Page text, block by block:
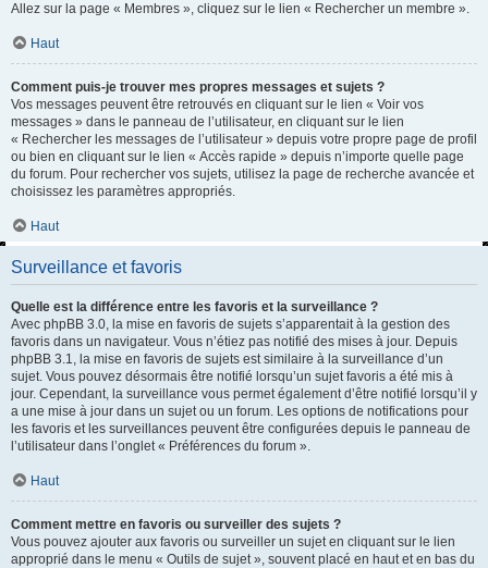
Allez sur la page « Membres », cliquez sur le lien « Rechercher un membre ».
Haut
Comment puis-je trouver mes propres messages et sujets ?
Vos messages peuvent être retrouvés en cliquant sur le lien « Voir vos
messages » dans le panneau de l’utilisateur, en cliquant sur le lien
« Rechercher les messages de l’utilisateur » depuis votre propre page de profil
ou bien en cliquant sur le lien « Accès rapide » depuis n’importe quelle page
du forum. Pour rechercher vos sujets, utilisez la page de recherche avancée et
choisissez les paramètres appropriés.
Haut
Surveillance et favoris
Quelle est la différence entre les favoris et la surveillance ?
Avec phpBB 3.0, la mise en favoris de sujets s’apparentait à la gestion des
favoris dans un navigateur. Vous n’étiez pas notifié des mises à jour. Depuis
phpBB 3.1, la mise en favoris de sujets est similaire à la surveillance d’un
sujet. Vous pouvez désormais être notifié lorsqu’un sujet favoris a été mis à
jour. Cependant, la surveillance vous permet également d’être notifié lorsqu’il y
a une mise à jour dans un sujet ou un forum. Les options de notifications pour
les favoris et les surveillances peuvent être configurées depuis le panneau de
l’utilisateur dans l’onglet « Préférences du forum ».
Haut
Comment mettre en favoris ou surveiller des sujets ?
Vous pouvez ajouter aux favoris ou surveiller un sujet en cliquant sur le lien
approprié dans le menu « Outils de sujet », souvent placé en haut et en bas du